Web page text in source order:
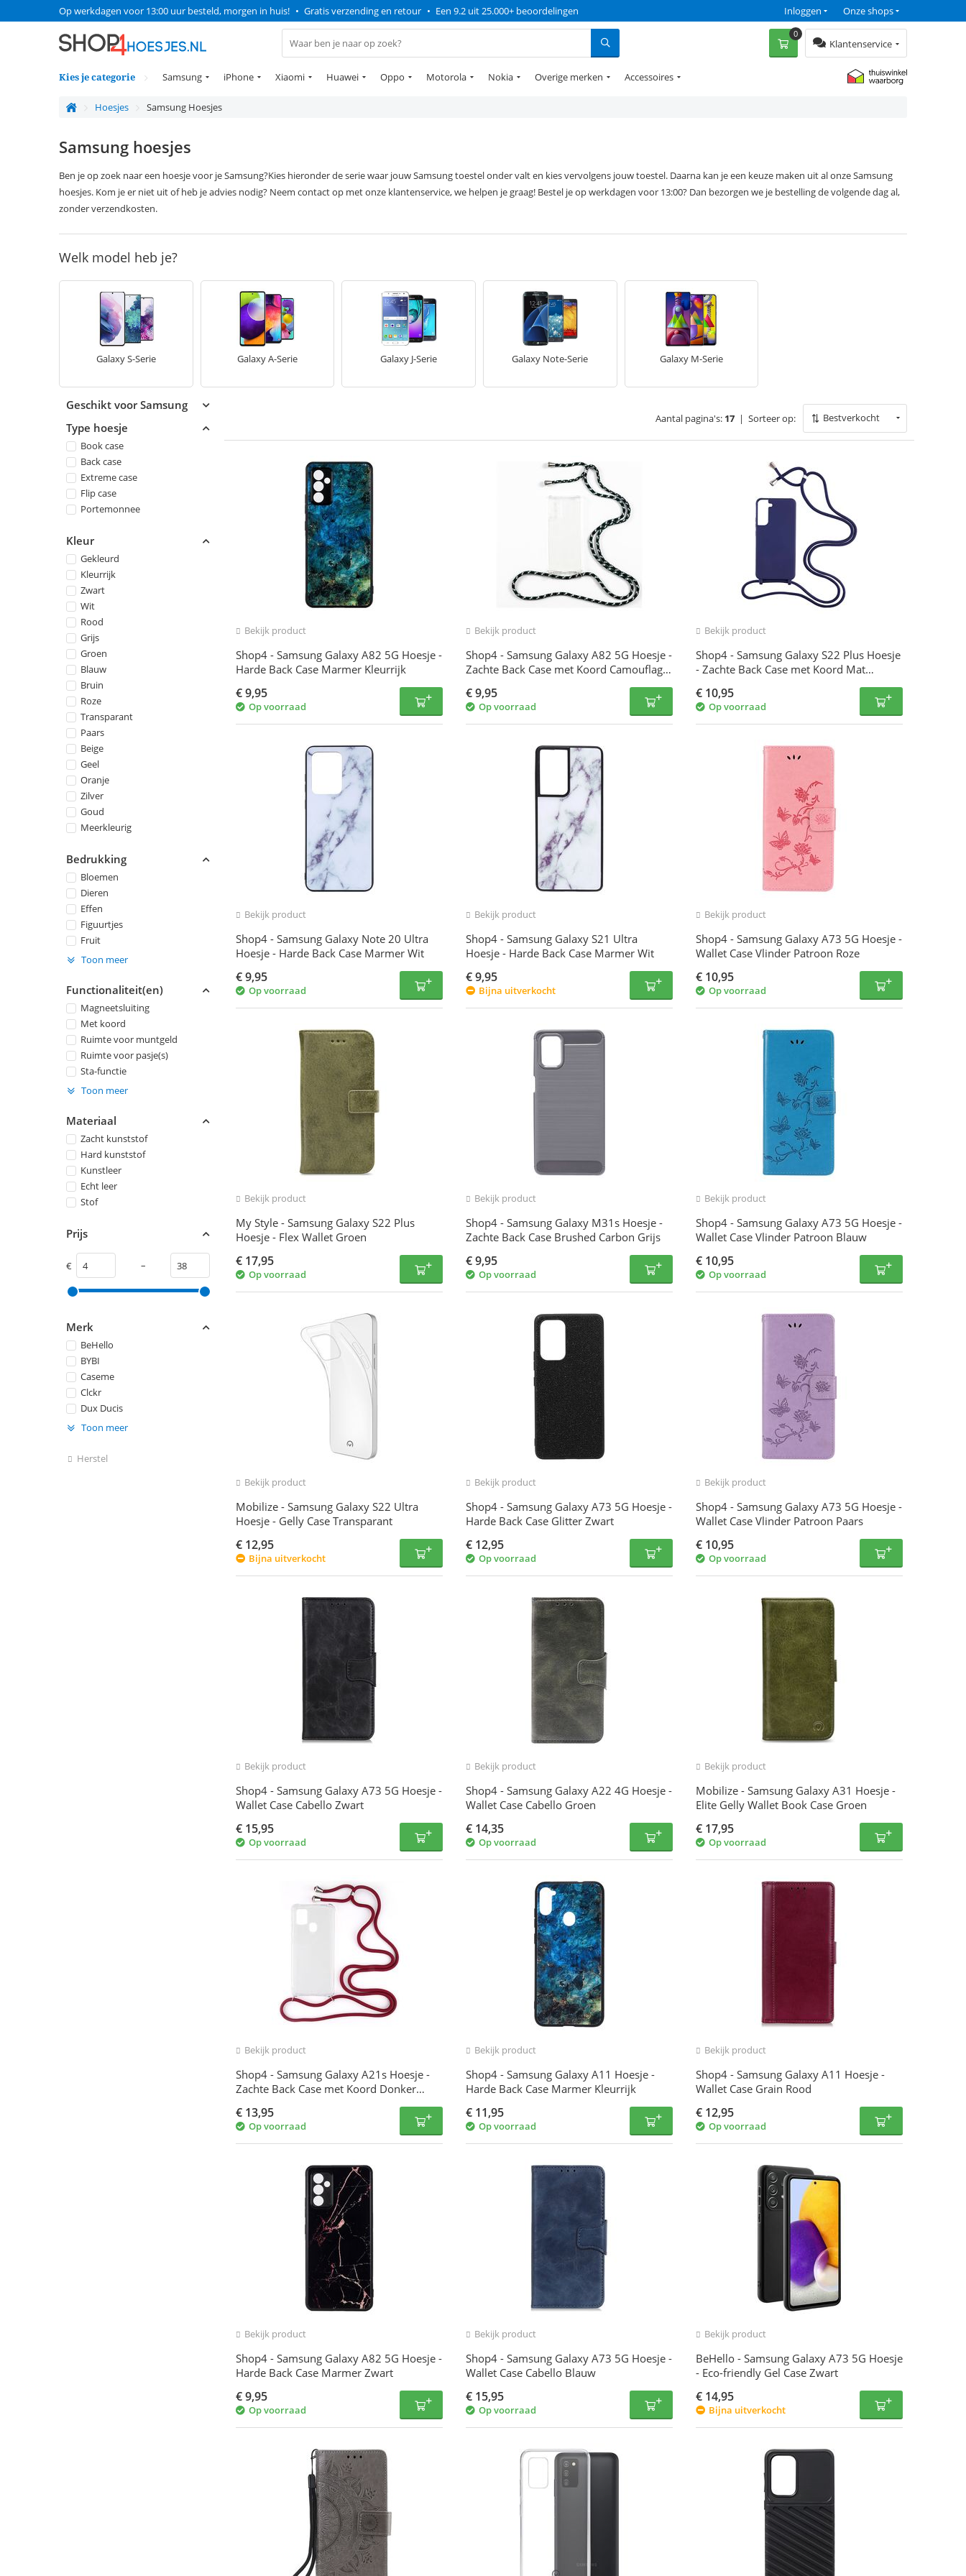
Op werkdagen voor 13:00 uur besteld, morgen in huis! • Gratis verzending en retour • Een 9.2 uit 25.000+ beoordelingen Onze shops
Inloggen
Klantenservice
0
Kies je categorie Samsung iPhone Xiaomi Huawei Oppo Motorola Nokia Overige merken Accessoires
Hoesjes Samsung Hoesjes
Samsung hoesjes
Ben je op zoek naar een hoesje voor je Samsung?Kies hieronder de serie waar jouw Samsung toestel onder valt en kies vervolgens jouw toestel. Daarna kan je een keuze maken uit al onze Samsung
hoesjes. Kom je er niet uit of heb je advies nodig? Neem contact op met onze klantenservice, we helpen je graag! Bestel je op werkdagen voor 13:00? Dan bezorgen we je bestelling de volgende dag al,
zonder verzendkosten.
Welk model heb je?
Galaxy S-Serie Galaxy A-Serie Galaxy J-Serie Galaxy Note-Serie Galaxy M-Serie
Geschikt voor Samsung
Type hoesje
Book case
Back case
Extreme case
Flip case
Portemonnee
Kleur
Gekleurd
Kleurrijk
Zwart
Wit
Rood
Grijs
Groen
Blauw
Bruin
Roze
Transparant
Paars
Beige
Geel
Oranje
Zilver
Goud
Meerkleurig
Bedrukking
Bloemen
Dieren
Effen
Figuurtjes
Fruit
Toon meer
Functionaliteit(en)
Magneetsluiting
Met koord
Ruimte voor muntgeld
Ruimte voor pasje(s)
Sta-functie
Toon meer
Materiaal
Zacht kunststof
Hard kunststof
Kunstleer
Echt leer
Stof
Prijs
€ –
Merk
BeHello
BYBI
Caseme
Clckr
Dux Ducis
Toon meer
Herstel
Sorteer op: Bestverkocht
Aantal pagina's: 17 |
Bekijk product
Shop4 - Samsung Galaxy A82 5G Hoesje -
Harde Back Case Marmer Kleurrijk
€9,95
Op voorraad
Bekijk product
Shop4 - Samsung Galaxy A82 5G Hoesje -
Zachte Back Case met Koord Camouflage
€9,95
Op voorraad
Bekijk product
Shop4 - Samsung Galaxy S22 Plus Hoesje
- Zachte Back Case met Koord Mat
€ 10,95
Op voorraad
Bekijk product
Shop4 - Samsung Galaxy Note 20 Ultra
Hoesje - Harde Back Case Marmer Wit
€9,95
Op voorraad
Bekijk product
Shop4 - Samsung Galaxy S21 Ultra
Hoesje - Harde Back Case Marmer Wit
€9,95
Bijna uitverkocht
Bekijk product
Shop4 - Samsung Galaxy A73 5G Hoesje -
Wallet Case Vlinder Patroon Roze
€ 10,95
Op voorraad
Bekijk product
My Style - Samsung Galaxy S22 Plus
Hoesje - Flex Wallet Groen
€ 17,95
Op voorraad
Bekijk product
Shop4 - Samsung Galaxy M31s Hoesje -
Zachte Back Case Brushed Carbon Grijs
€9,95
Op voorraad
Bekijk product
Shop4 - Samsung Galaxy A73 5G Hoesje -
Wallet Case Vlinder Patroon Blauw
€ 10,95
Op voorraad
Bekijk product
Mobilize - Samsung Galaxy S22 Ultra
Hoesje - Gelly Case Transparant
€ 12,95
Bijna uitverkocht
Bekijk product
Shop4 - Samsung Galaxy A73 5G Hoesje -
Harde Back Case Glitter Zwart
€ 12,95
Op voorraad
Bekijk product
Shop4 - Samsung Galaxy A73 5G Hoesje -
Wallet Case Vlinder Patroon Paars
€ 10,95
Op voorraad
Bekijk product
Shop4 - Samsung Galaxy A73 5G Hoesje -
Wallet Case Cabello Zwart
€ 15,95
Op voorraad
Bekijk product
Shop4 - Samsung Galaxy A22 4G Hoesje -
Wallet Case Cabello Groen
€ 14,35
Op voorraad
Bekijk product
Mobilize - Samsung Galaxy A31 Hoesje -
Elite Gelly Wallet Book Case Groen
€ 17,95
Op voorraad
Bekijk product
Shop4 - Samsung Galaxy A21s Hoesje -
Zachte Back Case met Koord Donker
€ 13,95
Op voorraad
Bekijk product
Shop4 - Samsung Galaxy A11 Hoesje -
Harde Back Case Marmer Kleurrijk
€ 11,95
Op voorraad
Bekijk product
Shop4 - Samsung Galaxy A11 Hoesje -
Wallet Case Grain Rood
€ 12,95
Op voorraad
Bekijk product
Shop4 - Samsung Galaxy A82 5G Hoesje -
Harde Back Case Marmer Zwart
€9,95
Op voorraad
Bekijk product
Shop4 - Samsung Galaxy A73 5G Hoesje -
Wallet Case Cabello Blauw
€ 15,95
Op voorraad
Bekijk product
BeHello - Samsung Galaxy A73 5G Hoesje
- Eco-friendly Gel Case Zwart
€ 14,95
Bijna uitverkocht